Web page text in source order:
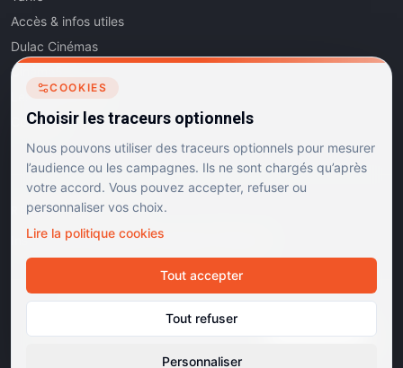
Accès & infos utiles
Dulac Cinémas
Cinéma5
Les Dits de l'Art
Contact
RÉSEAUX SOCIAUX
Instagram Facebook Linkedin
Dulac Cinémas. Tous droits réservés.
Mentions légalesConfidentialitéCookiesGérer les cookies
Cinémas d'art et d'essai · Labels Europa Cinemas
COOKIES
Choisir les traceurs optionnels
Nous pouvons utiliser des traceurs optionnels pour mesurer
l’audience ou les campagnes. Ils ne sont chargés qu’après
votre accord. Vous pouvez accepter, refuser ou
personnaliser vos choix.
Lire la politique cookies
Tout accepter
Tout refuser
Personnaliser